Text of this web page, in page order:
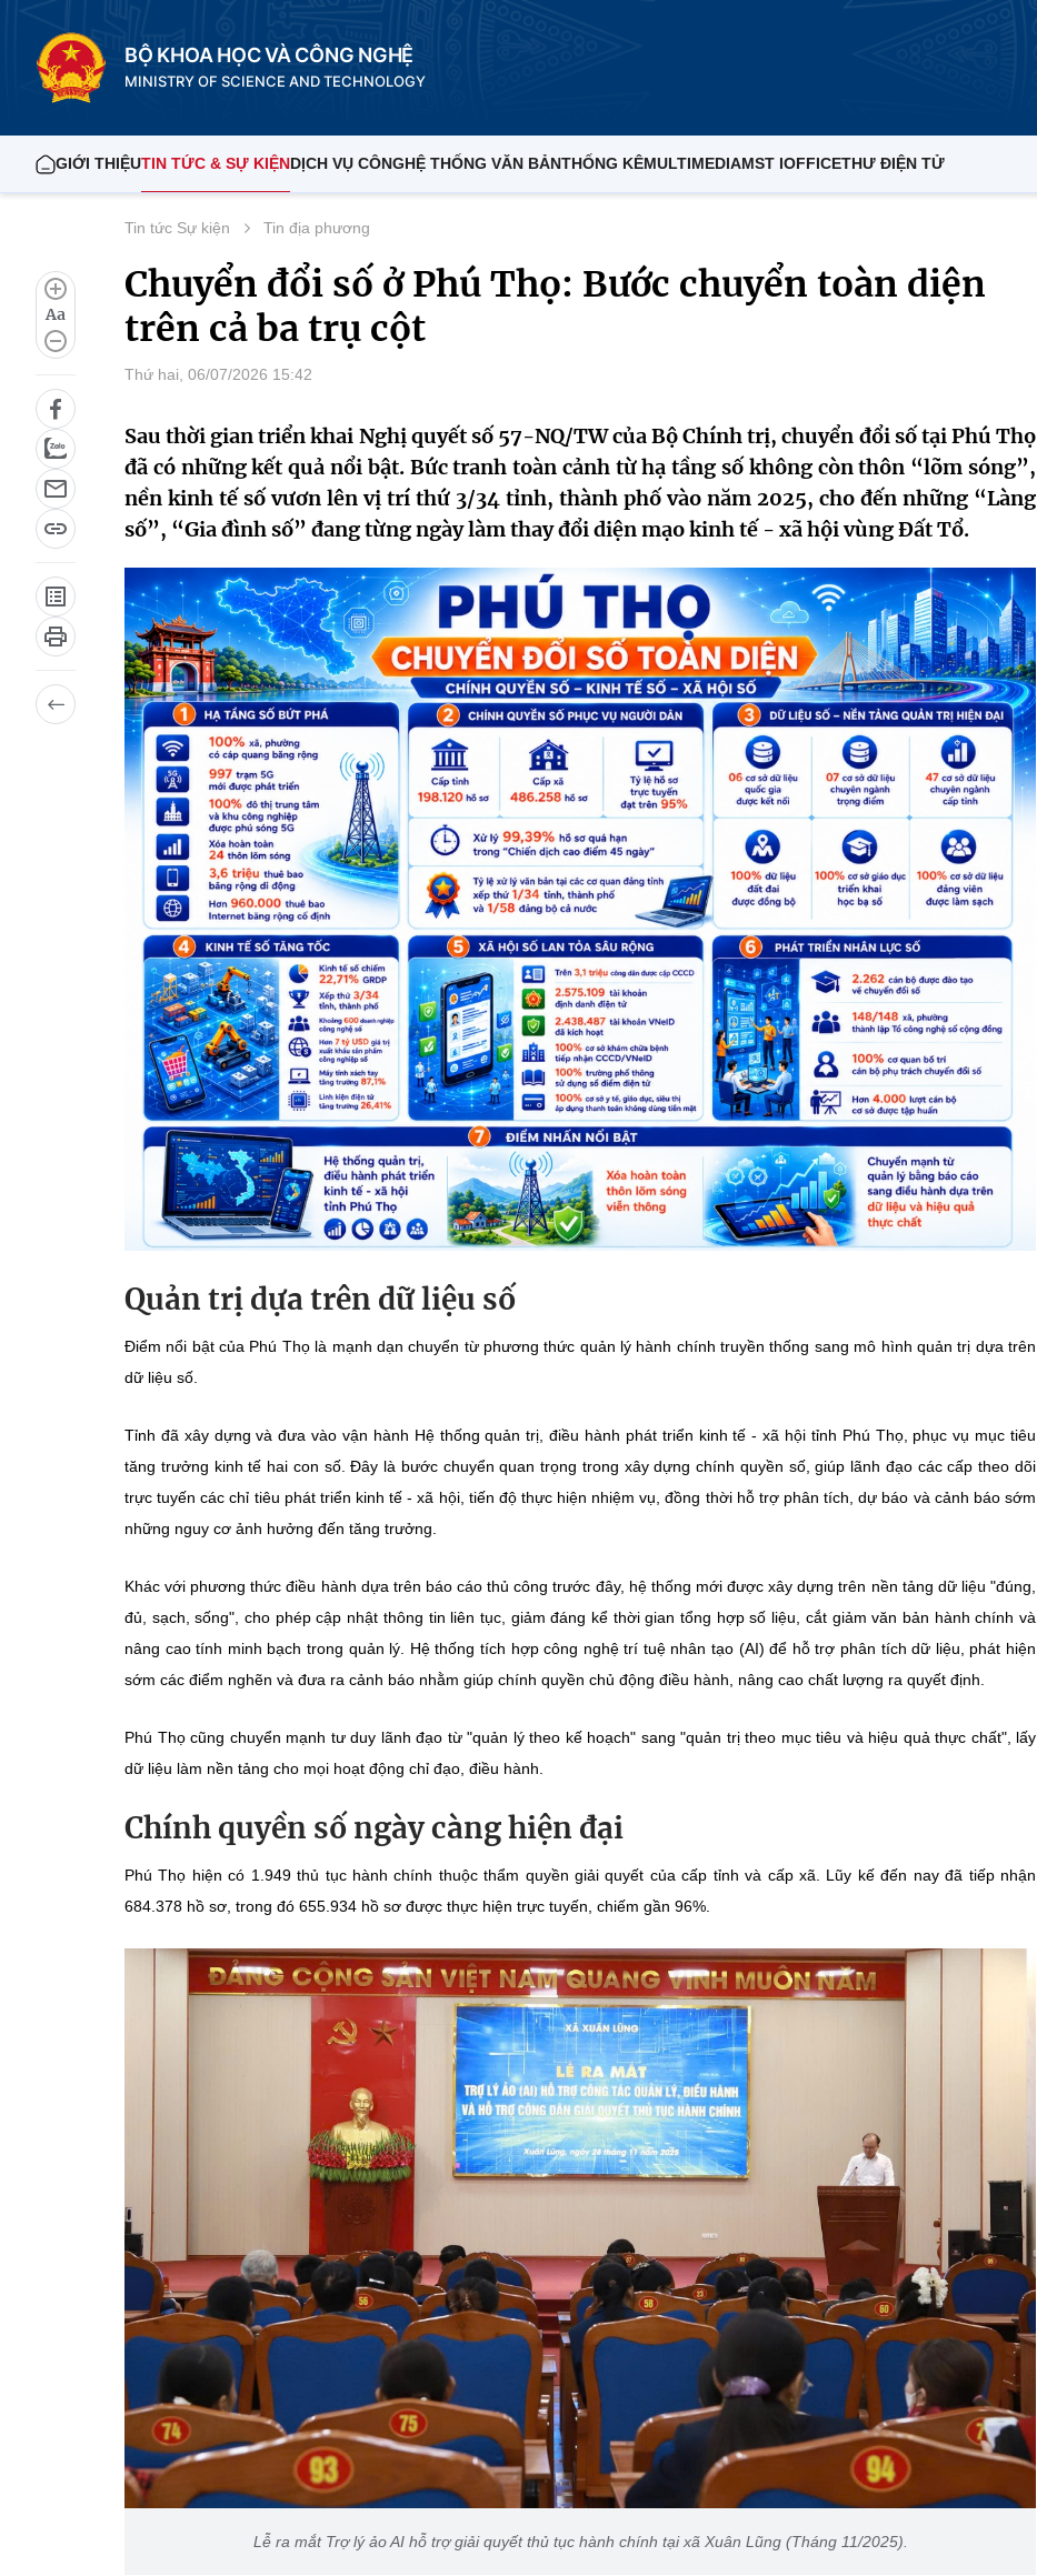
BỘ KHOA HỌC VÀ CÔNG NGHỆ
MINISTRY OF SCIENCE AND TECHNOLOGY
GIỚI THIỆUTIN TỨC & SỰ KIỆNDỊCH VỤ CÔNGHỆ THỐNG VĂN BẢNTHỐNG KÊMULTIMEDIAMST IOFFICETHƯ ĐIỆN TỬ
Aa
Tin tức Sự kiện Tin địa phương
Chuyển đổi số ở Phú Thọ: Bước chuyển toàn diện
trên cả ba trụ cột
Thứ hai, 06/07/2026 15:42
Sau thời gian triển khai Nghị quyết số 57-NQ/TW của Bộ Chính trị, chuyển đổi số tại Phú Thọ
đã có những kết quả nổi bật. Bức tranh toàn cảnh từ hạ tầng số không còn thôn “lõm sóng”,
nền kinh tế số vươn lên vị trí thứ 3/34 tỉnh, thành phố vào năm 2025, cho đến những “Làng
số”, “Gia đình số” đang từng ngày làm thay đổi diện mạo kinh tế - xã hội vùng Đất Tổ.
Quản trị dựa trên dữ liệu số
Điểm nổi bật của Phú Thọ là mạnh dạn chuyển từ phương thức quản lý hành chính truyền thống sang mô hình quản trị dựa trên
dữ liệu số.
Tỉnh đã xây dựng và đưa vào vận hành Hệ thống quản trị, điều hành phát triển kinh tế - xã hội tỉnh Phú Thọ, phục vụ mục tiêu
tăng trưởng kinh tế hai con số. Đây là bước chuyển quan trọng trong xây dựng chính quyền số, giúp lãnh đạo các cấp theo dõi
trực tuyến các chỉ tiêu phát triển kinh tế - xã hội, tiến độ thực hiện nhiệm vụ, đồng thời hỗ trợ phân tích, dự báo và cảnh báo sớm
những nguy cơ ảnh hưởng đến tăng trưởng.
Khác với phương thức điều hành dựa trên báo cáo thủ công trước đây, hệ thống mới được xây dựng trên nền tảng dữ liệu "đúng,
đủ, sạch, sống", cho phép cập nhật thông tin liên tục, giảm đáng kể thời gian tổng hợp số liệu, cắt giảm văn bản hành chính và
nâng cao tính minh bạch trong quản lý. Hệ thống tích hợp công nghệ trí tuệ nhân tạo (AI) để hỗ trợ phân tích dữ liệu, phát hiện
sớm các điểm nghẽn và đưa ra cảnh báo nhằm giúp chính quyền chủ động điều hành, nâng cao chất lượng ra quyết định.
Phú Thọ cũng chuyển mạnh tư duy lãnh đạo từ "quản lý theo kế hoạch" sang "quản trị theo mục tiêu và hiệu quả thực chất", lấy
dữ liệu làm nền tảng cho mọi hoạt động chỉ đạo, điều hành.
Chính quyền số ngày càng hiện đại
Phú Thọ hiện có 1.949 thủ tục hành chính thuộc thẩm quyền giải quyết của cấp tỉnh và cấp xã. Lũy kế đến nay đã tiếp nhận
684.378 hồ sơ, trong đó 655.934 hồ sơ được thực hiện trực tuyến, chiếm gần 96%.
Lễ ra mắt Trợ lý ảo AI hỗ trợ giải quyết thủ tục hành chính tại xã Xuân Lũng (Tháng 11/2025).